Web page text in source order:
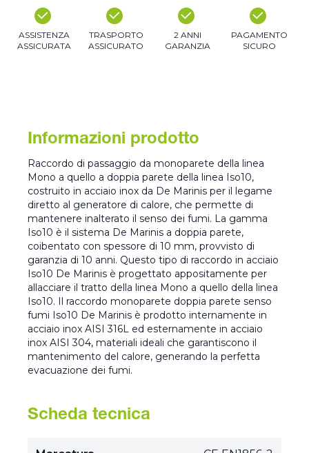
ASSISTENZA
ASSICURATA
TRASPORTO
ASSICURATO
2 ANNI
GARANZIA
PAGAMENTO
SICURO
Informazioni prodotto
Raccordo di passaggio da monoparete della linea
Mono a quello a doppia parete della linea Iso10,
costruito in acciaio inox da De Marinis per il legame
diretto al generatore di calore, che permette di
mantenere inalterato il senso dei fumi. La gamma
Iso10 è il sistema De Marinis a doppia parete,
coibentato con spessore di 10 mm, provvisto di
garanzia di 10 anni. Questo tipo di raccordo in acciaio
Iso10 De Marinis è progettato appositamente per
allacciare il tratto della linea Mono a quello della linea
Iso10. Il raccordo monoparete doppia parete senso
fumi Iso10 De Marinis è prodotto internamente in
acciaio inox AISI 316L ed esternamente in acciaio
inox AISI 304, materiali ideali che garantiscono il
mantenimento del calore, generando la perfetta
evacuazione dei fumi.
Scheda tecnica